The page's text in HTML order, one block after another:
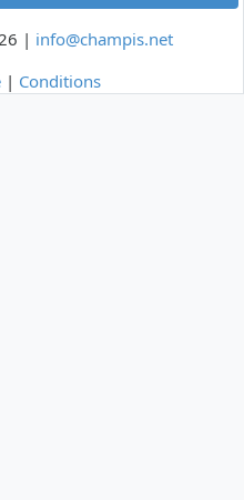
| info@champis.net
| Conditions